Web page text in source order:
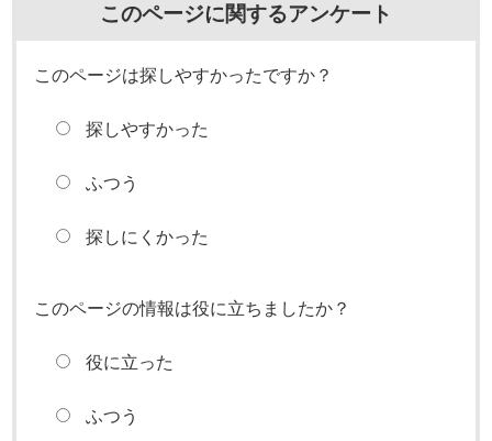
このページに関するアンケート
このページは探しやすかったですか？
探しやすかった
ふつう
探しにくかった
このページの情報は役に立ちましたか？
役に立った
ふつう